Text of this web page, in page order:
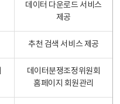
데이터 다운로드 서비스
제공
추천 검색 서비스 제공
데이터분쟁조정위원회
홈페이지 회원관리